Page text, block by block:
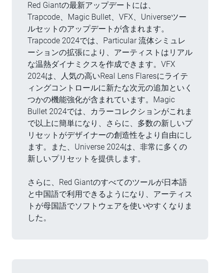
Red Giantの最新アップデートには、
Trapcode、Magic Bullet、VFX、Universeツー
ルセットのアップデートが含まれます。
Trapcode 2024では、Particular 流体シミュレ
ーションの拡張により、アーティストはリアル
な温熱ダイナミクスを作成できます。VFX
2024は、人気の高いReal Lens Flaresにライテ
ィングコントロールに新たな次元の追加といく
つかの機能強化が含まれています。Magic
Bullet 2024では、カラーコレクションがこれま
で以上に簡単になり、さらに、多数の新しいプ
リセットがデザイナーの創造性をより自由にし
ます。また、Universe 2024は、非常に多くの
新しいプリセットを提供します。
さらに、Red Giantのすべてのツールが日本語
と中国語で利用できるようになり、アーティス
トが母国語でソフトウェアを使いやすくなりま
した。